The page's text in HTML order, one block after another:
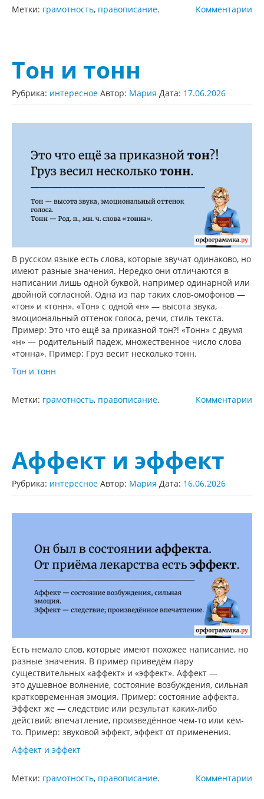
Комментарии
Метки: грамотность, правописание.
Тон и тонн
Рубрика: интересное Автор: Мария Дата: 17.06.2026
В русском языке есть слова, которые звучат одинаково, но
имеют разные значения. Нередко они отличаются в
написании лишь одной буквой, например одинарной или
двойной согласной. Одна из пар таких слов-омофонов —
«тон» и «тонн». «Тон» с одной «н» — высота звука,
эмоциональный оттенок голоса, речи, стиль текста.
Пример: Это что ещё за приказной тон?! «Тонн» с двумя
«н» — родительный падеж, множественное число слова
«тонна». Пример: Груз весит несколько тонн.
Тон и тонн
Комментарии
Метки: грамотность, правописание.
Аффект и эффект
Рубрика: интересное Автор: Мария Дата: 16.06.2026
Есть немало слов, которые имеют похожее написание, но
разные значения. В пример приведём пару
существительных «аффект» и «эффект». Аффект —
это душевное волнение, состояние возбуждения, сильная
кратковременная эмоция. Пример: состояние аффекта.
Эффект же — следствие или результат каких-либо
действий; впечатление, произведённое чем-то или кем-
то. Пример: звуковой эффект, эффект от применения.
Аффект и эффект
Комментарии
Метки: грамотность, правописание.